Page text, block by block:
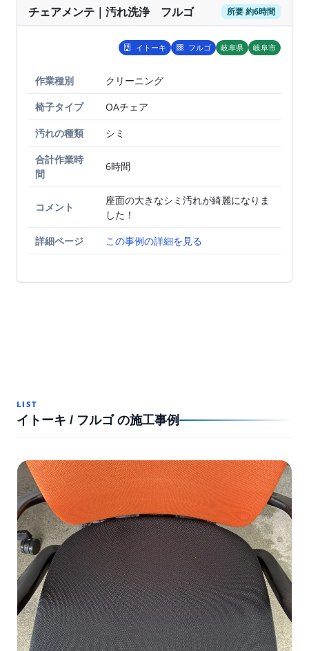
チェアメンテ｜汚れ洗浄 フルゴ 所要 約6時間
イトーキ フルゴ 岐阜県 岐阜市
BEFORE
作業種別
クリーニング
椅子タイプ
OAチェア
汚れの種類
シミ
合計作業時
間
6時間
コメント
座面の大きなシミ汚れが綺麗になりま
した！
詳細ページ
この事例の詳細を見る
LIST
イトーキ / フルゴ の施工事例